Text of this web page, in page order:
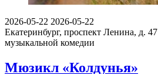
2026-05-22 2026-05-22
Екатеринбург, проспект Ленина, д. 47
музыкальной комедии
Мюзикл «Колдунья»